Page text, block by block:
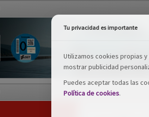
Tu privacidad es importante
Utilizamos cookies propias
mostrar publicidad
Puedes aceptar todas las
Política de cookies.